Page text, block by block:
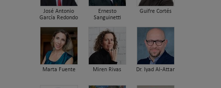
José Antonio
García Redondo
Ernesto
Sanguinetti
Guifre Cortés
Marta Fuente Miren Rivas Dr. Iyad Al-Attar